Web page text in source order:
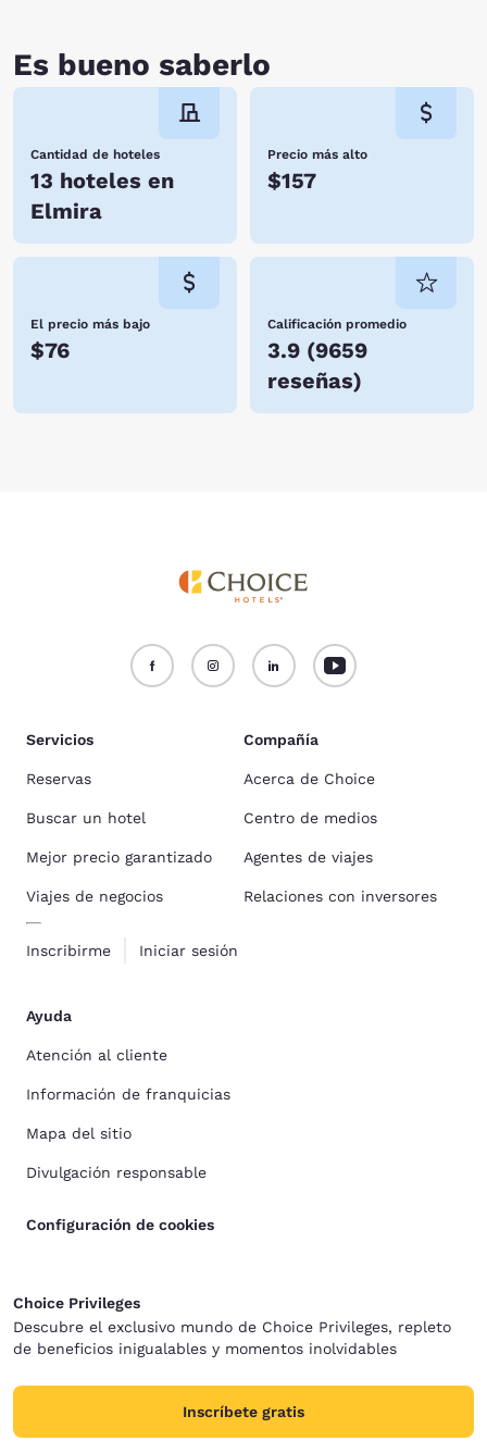
Es bueno saberlo
Cantidad de hoteles
13 hoteles en
Elmira
Precio más alto
$157
El precio más bajo
$76
Calificación promedio
3.9 (9659
reseñas)
Servicios
Reservas
Buscar un hotel
Mejor precio garantizado
Viajes de negocios
Inscribirme Iniciar sesión
Compañía
Acerca de Choice
Centro de medios
Agentes de viajes
Relaciones con inversores
Ayuda
Atención al cliente
Información de franquicias
Mapa del sitio
Divulgación responsable
Configuración de cookies
Choice Privileges
Descubre el exclusivo mundo de Choice Privileges, repleto
de beneficios inigualables y momentos inolvidables
Inscríbete gratis